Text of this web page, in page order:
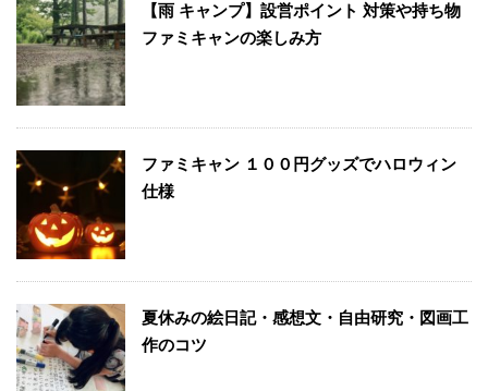
【雨 キャンプ】設営ポイント 対策や持ち物
ファミキャンの楽しみ方
ファミキャン １００円グッズでハロウィン
仕様
夏休みの絵日記・感想文・自由研究・図画工
作のコツ